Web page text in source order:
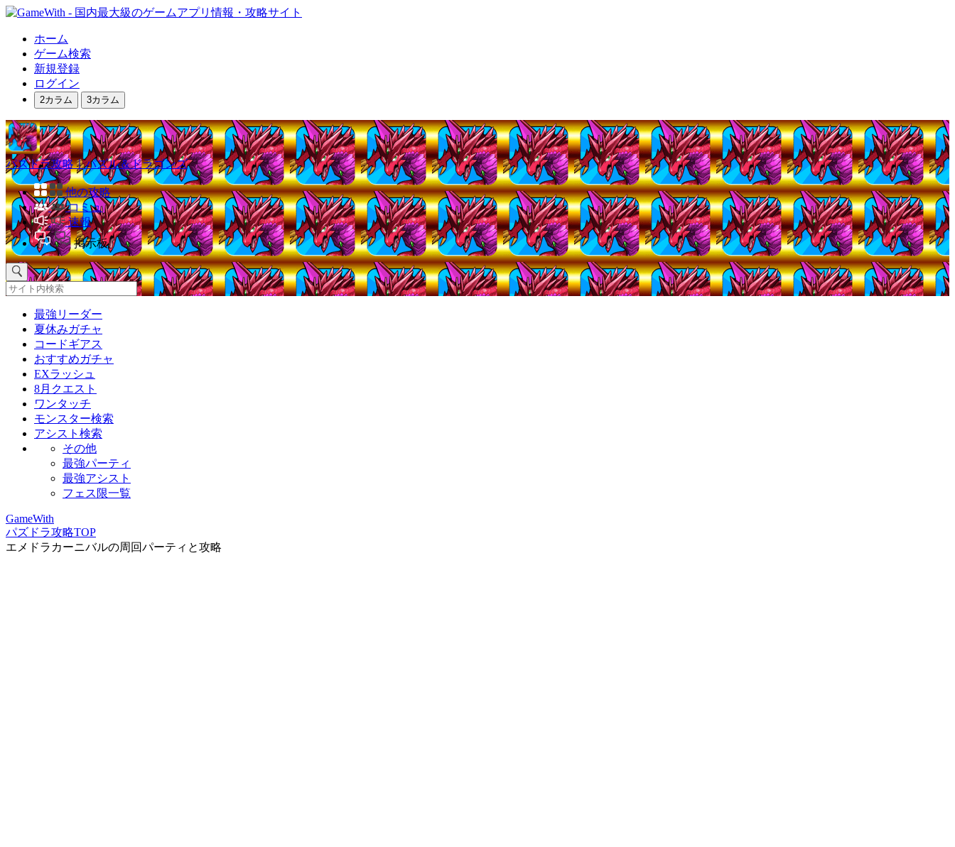
ホーム
ゲーム検索
新規登録
ログイン
2カラム 3カラム
パズドラ攻略｜パズル＆ドラゴンズ
他の攻略
コミュ
速報
掲示板
最強リーダー
夏休みガチャ
コードギアス
おすすめガチャ
EXラッシュ
8月クエスト
ワンタッチ
モンスター検索
アシスト検索
その他
最強パーティ
最強アシスト
フェス限一覧
GameWith
パズドラ攻略TOP
エメドラカーニバルの周回パーティと攻略